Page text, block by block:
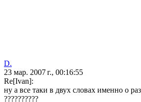
D.
23 мар. 2007 г., 00:16:55
Re[Ivan]:
ну а все таки в двух словах именно о
??????????